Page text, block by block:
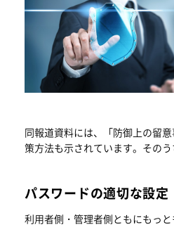
同報道資料には、「防御上の留
策方法も示されています。そのう
パスワードの適切な設定
利用者側・管理者側ともにもっ